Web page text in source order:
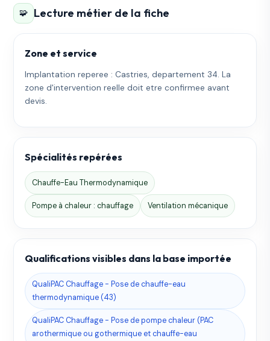
🧩 Lecture métier de la fiche
Zone et service
Implantation reperee : Castries, departement 34. La
zone d'intervention reelle doit etre confirmee avant
devis.
Spécialités repérées
Chauffe-Eau Thermodynamique
Pompe à chaleur : chauffage Ventilation mécanique
Qualifications visibles dans la base importée
QualiPAC Chauffage - Pose de chauffe-eau
thermodynamique (43)
QualiPAC Chauffage - Pose de pompe chaleur (PAC
arothermique ou gothermique et chauffe-eau